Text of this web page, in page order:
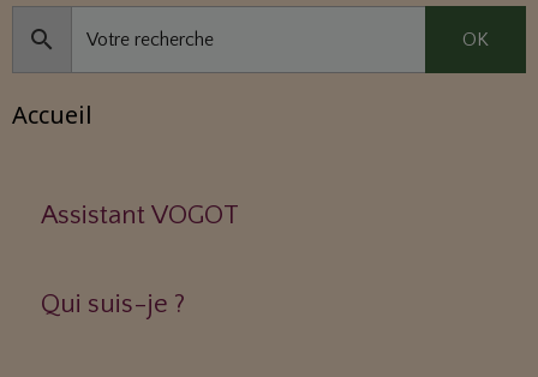
OK
Accueil
Assistant VOGOT
Qui suis-je ?